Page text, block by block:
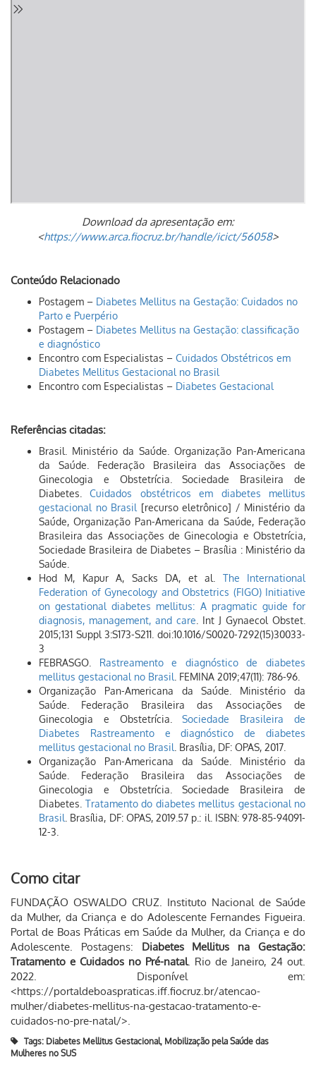
Download da apresentação em:
<https://www.arca.fiocruz.br/handle/icict/56058>
Conteúdo Relacionado
Postagem – Diabetes Mellitus na Gestação: Cuidados no
Parto e Puerpério
Postagem – Diabetes Mellitus na Gestação: classificação
e diagnóstico
Encontro com Especialistas – Cuidados Obstétricos em
Diabetes Mellitus Gestacional no Brasil
Encontro com Especialistas – Diabetes Gestacional
Referências citadas:
Brasil. Ministério da Saúde. Organização Pan-Americana
da Saúde. Federação Brasileira das Associações de
Ginecologia e Obstetrícia. Sociedade Brasileira de
Diabetes.Cuidados obstétricos em diabetes mellitus
gestacional no Brasil [recurso eletrônico] / Ministério da
Saúde, Organização Pan-Americana da Saúde, Federação
Brasileira das Associações de Ginecologia e Obstetrícia,
Sociedade Brasileira de Diabetes – Brasília : Ministério da
Saúde.
Hod M, Kapur A, Sacks DA, et al. The International
Federation of Gynecology and Obstetrics (FIGO) Initiative
on gestational diabetes mellitus: A pragmatic guide for
diagnosis, management, and care . Int J Gynaecol Obstet.
2015;131 Suppl 3:S173-S211. doi:10.1016/S0020-7292(15)30033-
3
FEBRASGO. Rastreamento e diagnóstico de diabetes
mellitus gestacional no Brasil . FEMINA 2019;47(11): 786-96.
Organização Pan-Americana da Saúde. Ministério da
Saúde. Federação Brasileira das Associações de
Ginecologia e Obstetrícia.Sociedade Brasileira de
Diabetes Rastreamento e diagnóstico de diabetes
mellitus gestacional no Brasil . Brasília, DF: OPAS, 2017.
Organização Pan-Americana da Saúde. Ministério da
Saúde. Federação Brasileira das Associações de
Ginecologia e Obstetrícia. Sociedade Brasileira de
Diabetes. Tratamento do diabetes mellitus gestacional no
Brasil . Brasília, DF: OPAS, 2019.57 p.: il. ISBN: 978-85-94091-
12-3.
Como citar
FUNDAÇÃO OSWALDO CRUZ. Instituto Nacional de Saúde
da Mulher, da Criança e do Adolescente Fernandes Figueira.
Portal de Boas Práticas em Saúde da Mulher, da Criança e do
Adolescente. Postagens: Diabetes Mellitus na Gestação:
Tratamento e Cuidados no Pré-natal. Rio de Janeiro, 24 out.
2022. Disponível em:
<https://portaldeboaspraticas.iff.fiocruz.br/atencao-
mulher/diabetes-mellitus-na-gestacao-tratamento-e-
cuidados-no-pre-natal/>.
Tags: Diabetes Mellitus Gestacional, Mobilização pela Saúde das
Mulheres no SUS